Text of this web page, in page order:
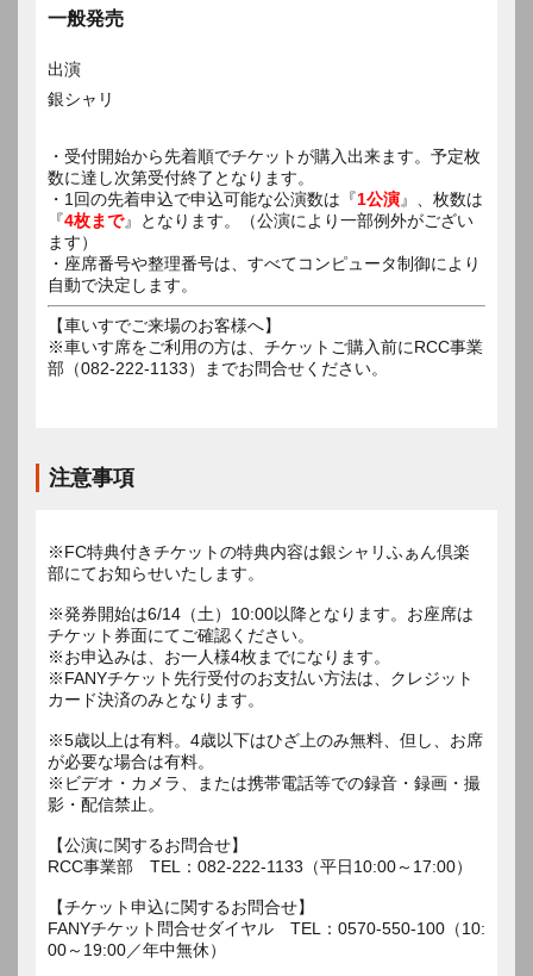
一般発売
出演
銀シャリ
・受付開始から先着順でチケットが購入出来ます。予定枚
数に達し次第受付終了となります。
・1回の先着申込で申込可能な公演数は『1公演』、枚数は
『4枚まで』となります。（公演により一部例外がござい
ます）
・座席番号や整理番号は、すべてコンピュータ制御により
自動で決定します。
【車いすでご来場のお客様へ】
※車いす席をご利用の方は、チケットご購入前にRCC事業
部（082-222-1133）までお問合せください。
注意事項
※FC特典付きチケットの特典内容は銀シャリふぁん倶楽
部にてお知らせいたします。
※発券開始は6/14（土）10:00以降となります。お座席は
チケット券面にてご確認ください。
※お申込みは、お一人様4枚までになります。
※FANYチケット先行受付のお支払い方法は、クレジット
カード決済のみとなります。
※5歳以上は有料。4歳以下はひざ上のみ無料、但し、お席
が必要な場合は有料。
※ビデオ・カメラ、または携帯電話等での録音・録画・撮
影・配信禁止。
【公演に関するお問合せ】
RCC事業部 TEL：082-222-1133（平日10:00～17:00）
【チケット申込に関するお問合せ】
FANYチケット問合せダイヤル TEL：0570-550-100（10:
00～19:00／年中無休）